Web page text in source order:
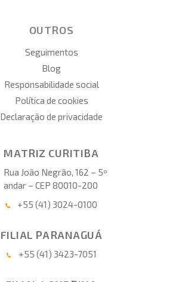
OUTROS
Seguimentos
Blog
Responsabilidade social
Política de cookies
Declaração de privacidade
MATRIZ CURITIBA
Rua João Negrão, 162 – 5º
andar – CEP 80010-200
+55 (41) 3024-0100
FILIAL PARANAGUÁ
+55 (41) 3423-7051